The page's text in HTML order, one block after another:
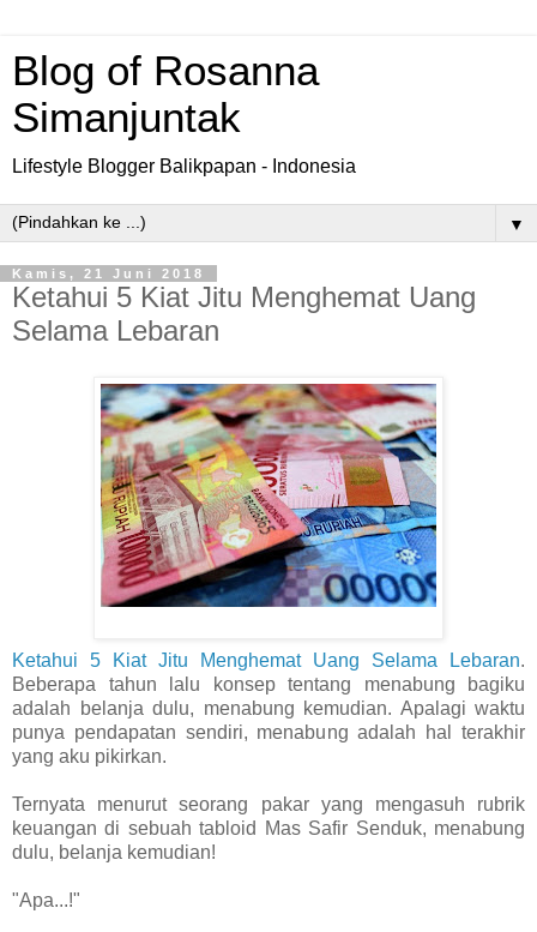
Blog of Rosanna
Simanjuntak
Lifestyle Blogger Balikpapan - Indonesia
▼
Kamis, 21 Juni 2018
Ketahui 5 Kiat Jitu Menghemat Uang
Selama Lebaran
Ketahui 5 Kiat Jitu Menghemat Uang Selama Lebaran.
Beberapa tahun lalu konsep tentang menabung bagiku
adalah belanja dulu, menabung kemudian. Apalagi waktu
punya pendapatan sendiri, menabung adalah hal terakhir
yang aku pikirkan.
Ternyata menurut seorang pakar yang mengasuh rubrik
keuangan di sebuah tabloid Mas Safir Senduk, menabung
dulu, belanja kemudian!
"Apa...!"